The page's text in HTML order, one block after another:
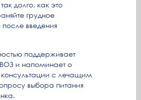
долго, как это
грудное
введения
поддерживает
и напоминает о
с лечащим
выбора питания